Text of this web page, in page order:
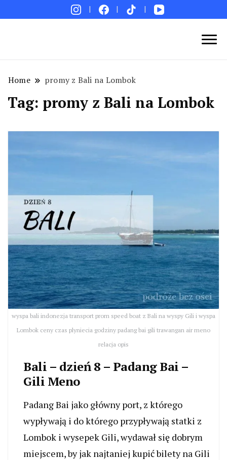
Blog podróżniczy. Najpiękniejsze miejsca w Polsce i
na świecie. Ciekawe miejsca. Pomysły na weekend i
wakacje. Porady. Relacje z podróży.
Home promy z Bali na Lombok
Tag: promy z Bali na Lombok
wyspa bali indonezja transport prom speed boat z Bali na wyspy Gili i wyspa
Lombok ceny czas plyniecia godziny padang bai gili trawangan air meno
relacja opis
Bali – dzień 8 – Padang Bai –
Gili Meno
Padang Bai jako główny port, z którego
wypływają i do którego przypływają statki z
Lombok i wysepek Gili, wydawał się dobrym
miejscem, by jak najtaniej kupić bilety na Gili